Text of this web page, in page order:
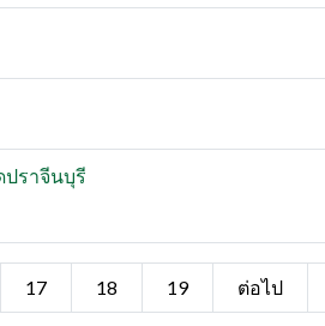
ราจีนบุรี
17 18 19 ต่อไป